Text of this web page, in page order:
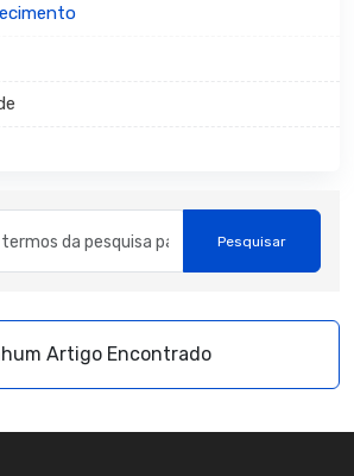
Artigo Encontrado